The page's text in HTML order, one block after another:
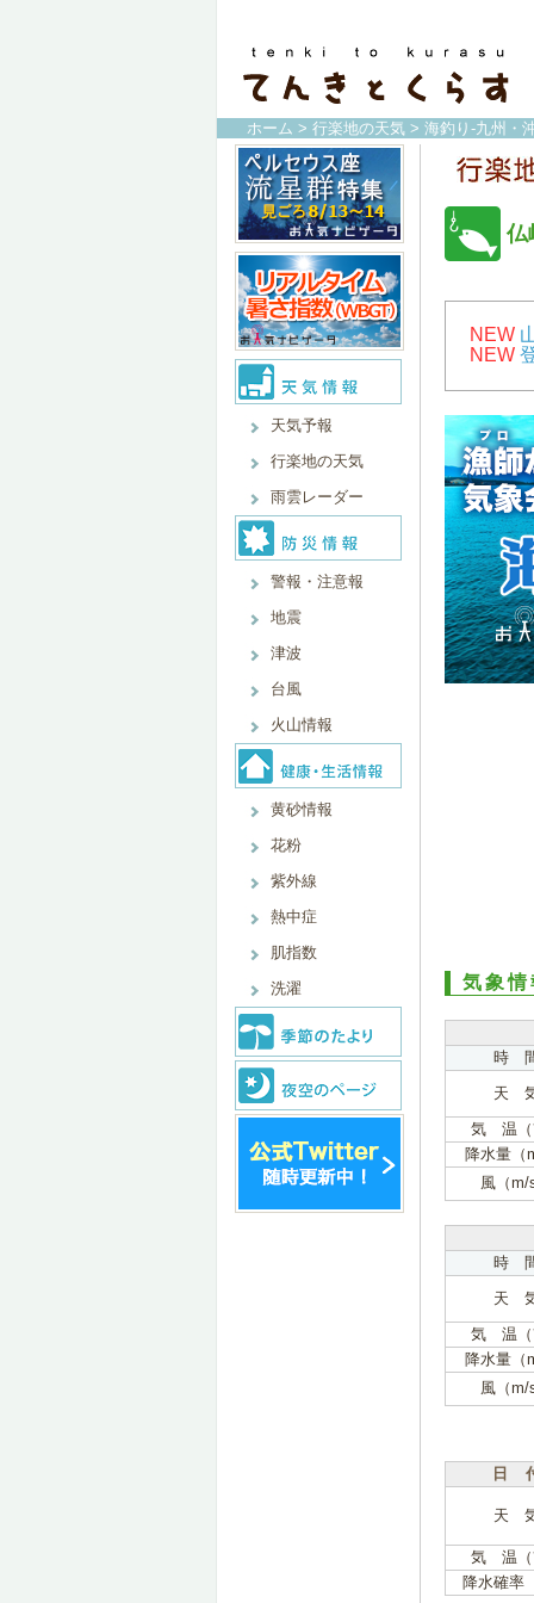
ホーム > 行楽地の天気 > 海釣り-九州・
天気予報
行楽地の天気
雨雲レーダー
警報・注意報
地震
津波
台風
火山情報
黄砂情報
花粉
紫外線
熱中症
肌指数
洗濯
仏
NEW
NEW
気象情
時
天
気 温
降水量（
風（m/
時
天
気 温
降水量（
風（m/
日
天
気 温
降水確率